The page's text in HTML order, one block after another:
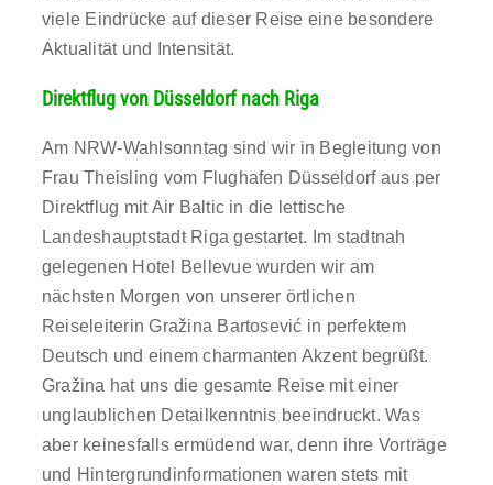
viele Eindrücke auf dieser Reise eine besondere
Aktualität und Intensität.
Direktflug von Düsseldorf nach Riga
Am NRW-Wahlsonntag sind wir in Begleitung von
Frau Theisling vom Flughafen Düsseldorf aus per
Direktflug mit Air Baltic in die lettische
Landeshauptstadt Riga gestartet. Im stadtnah
gelegenen Hotel Bellevue wurden wir am
nächsten Morgen von unserer örtlichen
Reiseleiterin Gražina Bartosević in perfektem
Deutsch und einem charmanten Akzent begrüßt.
Gražina hat uns die gesamte Reise mit einer
unglaublichen Detailkenntnis beeindruckt. Was
aber keinesfalls ermüdend war, denn ihre Vorträge
und Hintergrundinformationen waren stets mit